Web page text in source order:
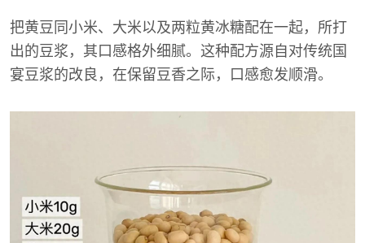
把黄豆同小米、大米以及两粒黄冰糖配在一起，所打
出的豆浆，其口感格外细腻。这种配方源自对传统国
宴豆浆的改良，在保留豆香之际，口感愈发顺滑。